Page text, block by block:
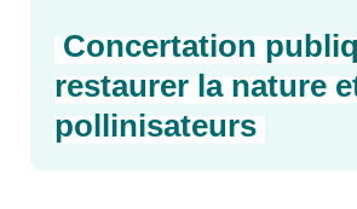
Concertation
restaurer la nature
pollinisateurs